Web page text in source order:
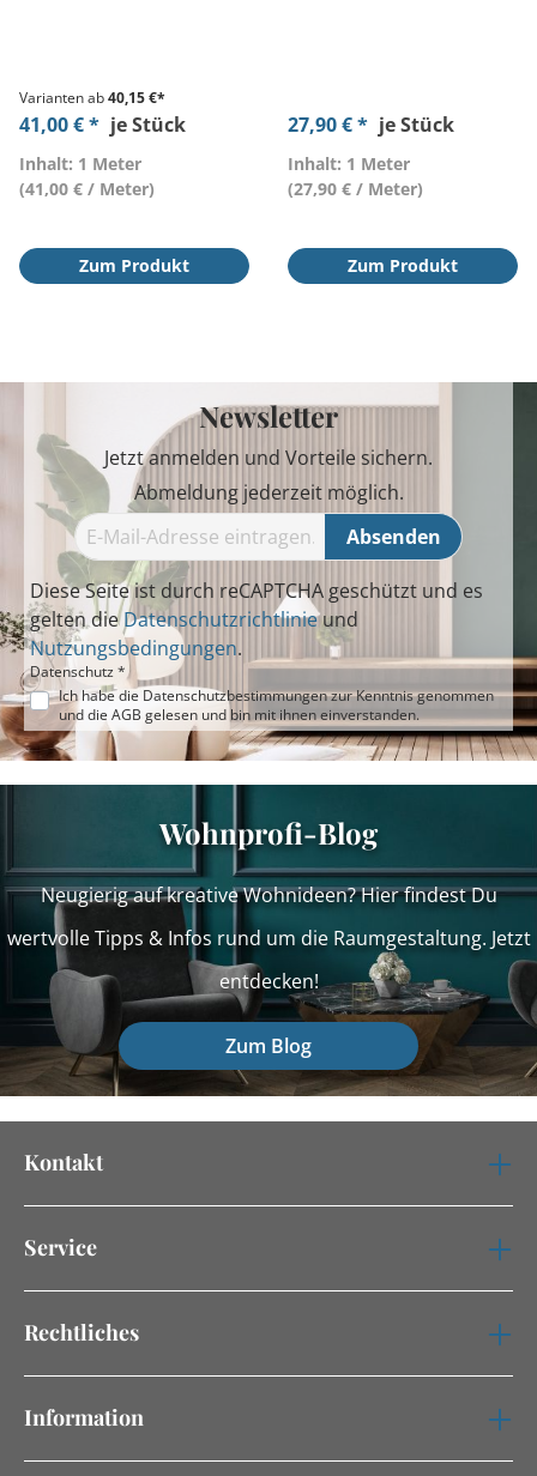
Varianten ab40,15 €*
41,00 € * je Stück
Inhalt: 1 Meter
(41,00 € / Meter)
Zum Produkt
27,90 € * je Stück
Inhalt: 1 Meter
(27,90 € / Meter)
Zum Produkt
Newsletter
Jetzt anmelden und Vorteile sichern.
Abmeldung jederzeit möglich.
Absenden
Diese Seite ist durch reCAPTCHA geschützt und es
gelten dieDatenschutzrichtlinieund
Nutzungsbedingungen.
Datenschutz *
Ich habe die Datenschutzbestimmungenzur Kenntnis genommen
und die AGB gelesen und bin mit ihnen einverstanden.
Wohnprofi-Blog
Neugierig auf kreative Wohnideen? Hier findest Du
wertvolle Tipps & Infos rund um die Raumgestaltung. Jetzt
entdecken!
Zum Blog
Kontakt
Service
Rechtliches
Information